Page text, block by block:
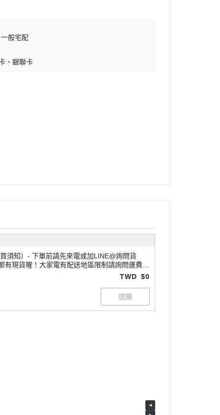
一般宅配
銀聯卡
或加LINE@詢問貨
有現貨喔！大家電有配送地區限制請詢問運費，
~
TWD $0